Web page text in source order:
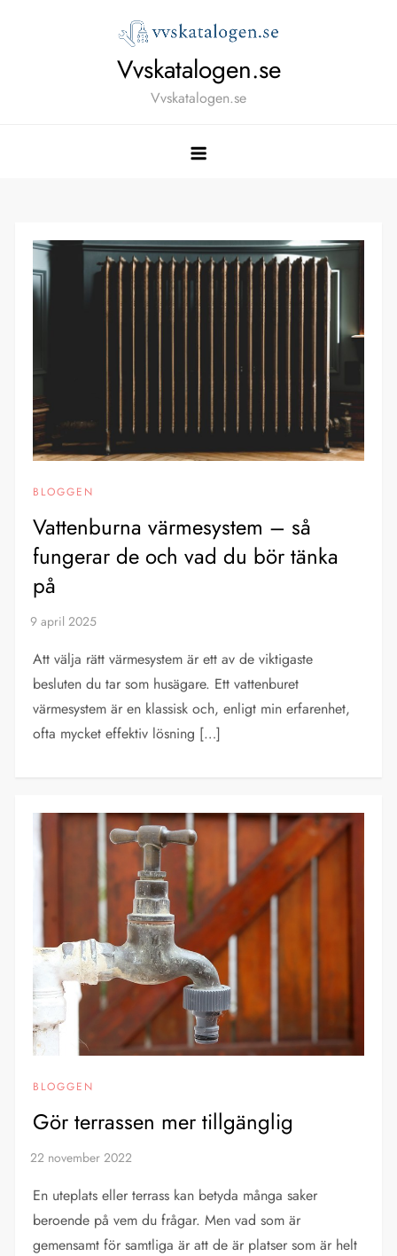
Vvskatalogen.se
Vvskatalogen.se
BLOGGEN
Vattenburna värmesystem – så
fungerar de och vad du bör tänka
på
Att välja rätt värmesystem är ett av de viktigaste
besluten du tar som husägare. Ett vattenburet
värmesystem är en klassisk och, enligt min erfarenhet,
ofta mycket effektiv lösning […]
BLOGGEN
Gör terrassen mer tillgänglig
En uteplats eller terrass kan betyda många saker
beroende på vem du frågar. Men vad som är
gemensamt för samtliga är att de är platser som är helt